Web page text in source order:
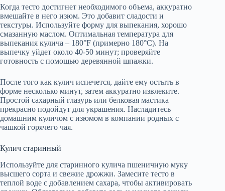
Когда тесто достигнет необходимого объема, аккуратно
вмешайте в него изюм. Это добавит сладости и
текстуры. Используйте форму для выпекания, хорошо
смазанную маслом. Оптимальная температура для
выпекания кулича – 180°F (примерно 180°C). На
выпечку уйдет около 40-50 минут; проверяйте
готовность с помощью деревянной шпажки.
После того как кулич испечется, дайте ему остыть в
форме несколько минут, затем аккуратно извлеките.
Простой сахарный глазурь или белковая мастика
прекрасно подойдут для украшения. Насладитесь
домашним куличом с изюмом в компании родных с
чашкой горячего чая.
Кулич старинный
Используйте для старинного кулича пшеничную муку
высшего сорта и свежие дрожжи. Замесите тесто в
теплой воде с добавлением сахара, чтобы активировать